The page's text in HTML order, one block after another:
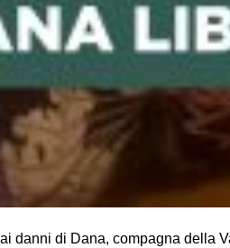
danni di Dana, compagna della